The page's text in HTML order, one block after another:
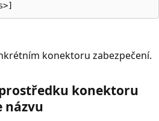
konektoru zabezpečení.
konektoru
názvu